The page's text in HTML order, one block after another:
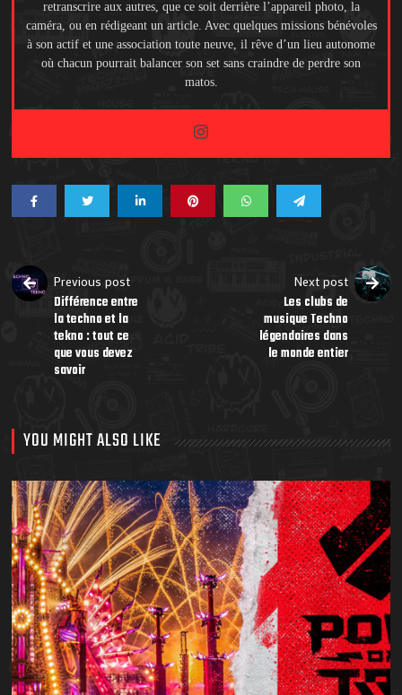
retranscrire aux autres, que ce soit derrière l’appareil photo, la
caméra, ou en rédigeant un article. Avec quelques missions bénévoles
à son actif et une association toute neuve, il rêve d’un lieu autonome
où chacun pourrait balancer son set sans craindre de perdre son
matos.
Previous post
Différence entre
la techno et la
tekno : tout ce
que vous devez
savoir
Next post
Les clubs de
musique Techno
légendaires dans
le monde entier
YOU MIGHT ALSO LIKE